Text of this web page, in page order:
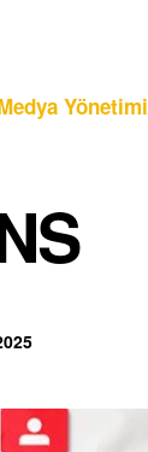
Yönetimi